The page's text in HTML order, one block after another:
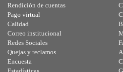
Rendición de cuentas
Pago virtual
Calidad
Correo institucional
Redes Sociales
Quejas y reclamos
Encuesta